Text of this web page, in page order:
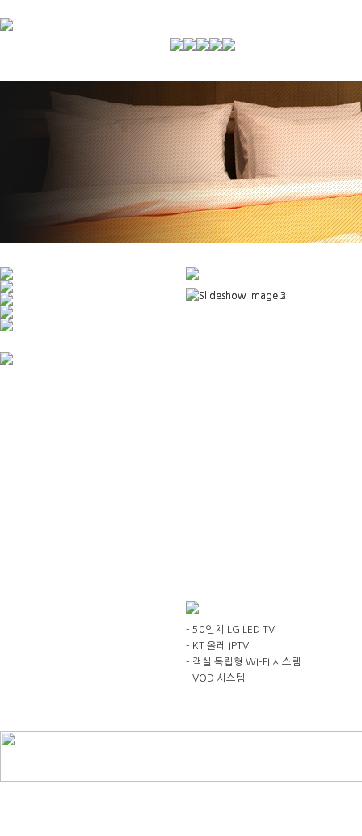
- 50인치 LG LED TV
- KT 올레 IPTV
- 객실 독립형 WI-FI 시스템
- VOD 시스템